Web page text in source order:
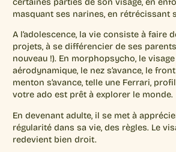
certaines parties de son visage, en
masquant ses narines, en rétrécissant
A l’adolescence, la vie consiste à faire
projets, à se différencier de ses
nouveau !). En morphopsycho, le
aérodynamique, le nez s’avance, le
menton s’avance, telle une Ferrari,
votre ado est prêt à explorer le monde.
En devenant adulte, il se met à
régularité dans sa vie, des règles. Le
redevient bien droit.